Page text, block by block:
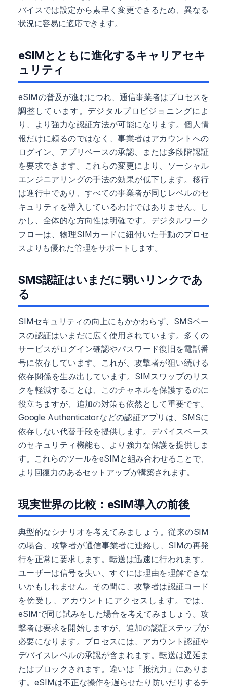
バイスでは設定から素早く変更できるため、異なる
状況に容易に適応できます。
eSIMとともに進化するキャリアセキ
ュリティ
eSIMの普及が進むにつれ、通信事業者はプロセスを
調整しています。デジタルプロビジョニングによ
り、より強力な認証方法が可能になります。個人情
報だけに頼るのではなく、事業者はアカウントへの
ログイン、アプリベースの承認、または多段階認証
を要求できます。これらの変更により、ソーシャル
エンジニアリングの手法の効果が低下します。移行
は進行中であり、すべての事業者が同じレベルのセ
キュリティを導入しているわけではありません。し
かし、全体的な方向性は明確です。デジタルワーク
フローは、物理SIMカードに紐付いた手動のプロセ
スよりも優れた管理をサポートします。
SMS認証はいまだに弱いリンクであ
る
SIMセキュリティの向上にもかかわらず、SMSベー
スの認証はいまだに広く使用されています。多くの
サービスがログイン確認やパスワード復旧を電話番
号に依存しています。これが、攻撃者が狙い続ける
依存関係を生み出しています。SIMスワップのリス
クを軽減することは、このチャネルを保護するのに
役立ちますが、追加の対策も依然として重要です。
Google Authenticatorなどの認証アプリは、SMSに
依存しない代替手段を提供します。デバイスベース
のセキュリティ機能も、より強力な保護を提供しま
す。これらのツールをeSIMと組み合わせることで、
より回復力のあるセットアップが構築されます。
現実世界の比較：eSIM導入の前後
典型的なシナリオを考えてみましょう。従来のSIM
の場合、攻撃者が通信事業者に連絡し、SIMの再発
行を正常に要求します。転送は迅速に行われます。
ユーザーは信号を失い、すぐには理由を理解できな
いかもしれません。その間に、攻撃者は認証コード
を傍受し、アカウントにアクセスします。では、
eSIMで同じ試みをした場合を考えてみましょう。攻
撃者は要求を開始しますが、追加の認証ステップが
必要になります。プロセスには、アカウント認証や
デバイスレベルの承認が含まれます。転送は遅延ま
たはブロックされます。違いは「抵抗力」にありま
す。eSIMは不正な操作を遅らせたり防いだりするチ